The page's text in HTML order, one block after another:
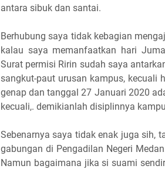
antara sibuk dan santai.
Berhubung saya tidak kebagian
kalau saya memanfaatkan hari
Surat permisi Ririn sudah saya
sangkut-paut urusan kampus, kecuali
genap dan tanggal 27 Januari 2020
kecuali,. demikianlah disiplinnya
Sebenarnya saya tidak enak juga sih,
gabungan di Pengadilan Negeri
Namun bagaimana jika si suami